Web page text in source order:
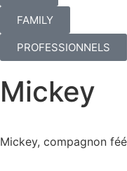
FAMILY
PROFESSIONNELS
Mickey
Mickey, compagnon